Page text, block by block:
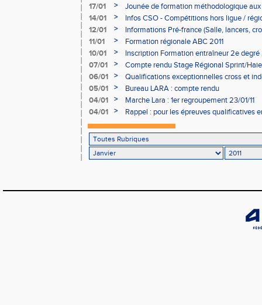
17/01
>
Jounée de formation méthodologique aux
athlétisme - 18/03
14/01 >
Infos CSO - Compétitions hors ligue /
12/01
>
Informations Pré-france (Salle, lancers,
11/01
>
Formation régionale ABC 2011
10/01
>
Inscription Formation entraîneur 2e degré
07/01
>
Compte rendu Stage Régional Sprint/
06/01
>
Qualifications exceptionnelles cross et
05/01
>
Bureau LARA : compte rendu
04/01
>
Marche Lara : 1er regroupement 23/01/11
04/01
>
Rappel : pour les épreuves qualificatives